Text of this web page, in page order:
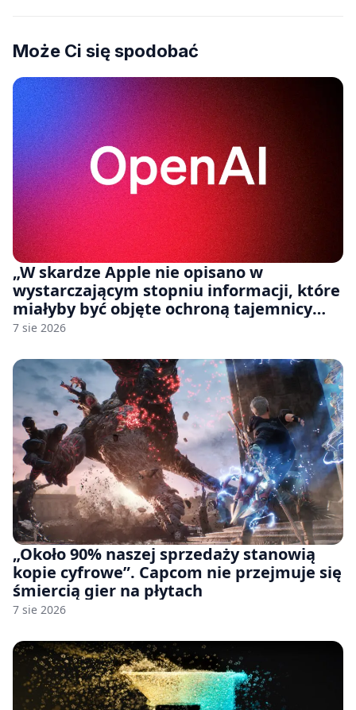
Może Ci się spodobać
„W skardze Apple nie opisano w
wystarczającym stopniu informacji, które
miałyby być objęte ochroną tajemnicy
handlowej”. OpenAI żąda odrzucenia
7 sie 2026
„Około 90% naszej sprzedaży stanowią
kopie cyfrowe”. Capcom nie przejmuje się
śmiercią gier na płytach
7 sie 2026